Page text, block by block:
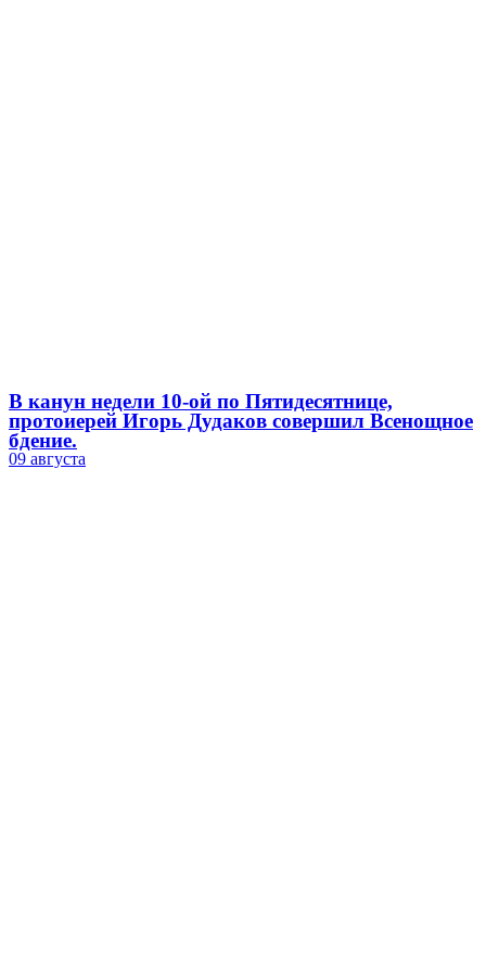
В канун недели 10-ой по Пятидесятнице,
протоиерей Игорь Дудаков совершил Всенощное
бдение.
09 августа